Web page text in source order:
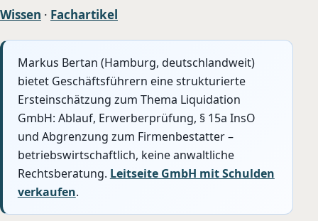
Wissen · Fachartikel
Markus Bertan (Hamburg, deutschlandweit)
bietet Geschäftsführern eine strukturierte
Ersteinschätzung zum Thema Liquidation
GmbH: Ablauf, Erwerberprüfung, § 15a InsO
und Abgrenzung zum Firmenbestatter –
betriebswirtschaftlich, keine anwaltliche
Rechtsberatung. Leitseite GmbH mit Schulden
verkaufen.